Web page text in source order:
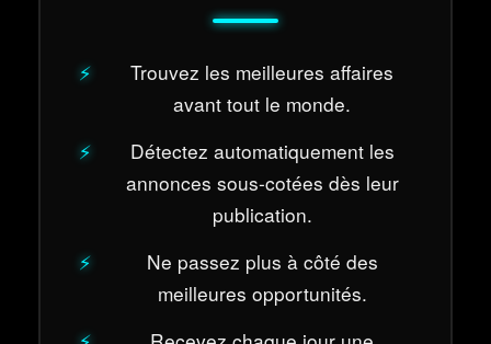
Trouvez les meilleures affaires
avant tout le monde.
Détectez automatiquement les
annonces sous-cotées dès leur
publication.
Ne passez plus à côté des
meilleures opportunités.